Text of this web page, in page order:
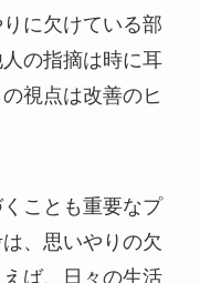
に欠けている部
の指摘は時に耳
視点は改善のヒ
ことも重要なプ
、思いやりの欠
ば、日々の生活